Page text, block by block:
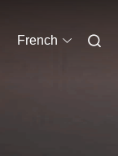
French